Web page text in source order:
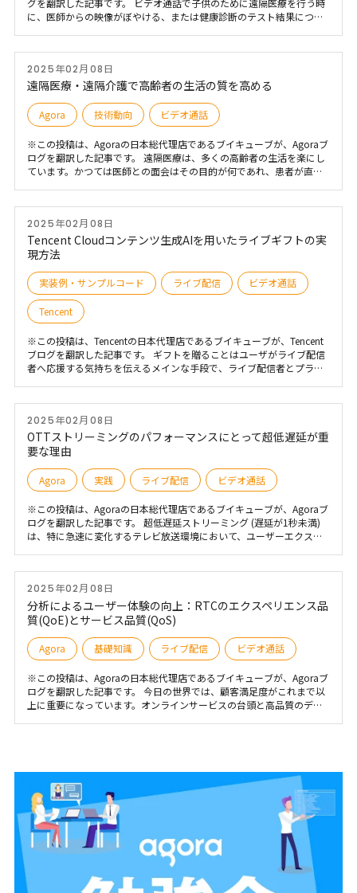
グを翻訳した記事です。 ビデオ通話で子供のために遠隔医療を行う時
に、医師からの映像がぼやける、または健康診断のテスト結果につい
とって仮想の状況でなくリアルな厳しい状況です。現在、高速インタ
ーネットにより多くの地域から医療へのアクセス方法が変わったが、
地方に住んでいる人がこの新たな変化に追いついていないという話を
2025年02月08日
遠隔医療・遠隔介護で高齢者の生活の質を高める
Agora 技術動向 ビデオ通話
※この投稿は、Agoraの日本総代理店であるブイキューブが、Agoraブ
ログを翻訳した記事です。 遠隔医療は、多くの高齢者の生活を楽にし
ています。かつては医師との面会はその目的が何であれ、患者が直接
リ・ケアや専門医にアクセスできるようになっています。信頼性の高
い新しいビデオ技術、SOAP（主観的、客観的、評価、計画）ノート、
リアルタイムの書き起こしや翻訳、遠隔ケアをサポートする機器など
により、多くの患者は対面ケアと同等か、時にはそれ以上のバーチャ
2025年02月08日
Tencent Cloudコンテンツ生成AIを用いたライブギフトの実
現方法
実装例・サンプルコード ライブ配信 ビデオ通話
Tencent
※この投稿は、Tencentの日本代理店であるブイキューブが、Tencent
ブログを翻訳した記事です。 ギフトを贈ることはユーザがライブ配信
者へ応援する気持ちを伝えるメインな手段で、ライブ配信者とプラッ
ブ参加者のニーズに応えることが難しいです。 強力な生成機能を持つ
AIGCは、テキストおよび他の手段で全く新しいかつ独自性のあるギフ
トを容易に作成しライブ配信者へ贈ることができ、このようにユーザ
にインタラクティブな報いの体験を実感させます。「AIGC+ギフト」
験を効果的に向上させ、ユーザアクティビティを促進させるだけでな
く、ユーザがギフトを贈る意欲を引き出し、さらにプラットフォーム
利益の成長にも繋がります。
2025年02月08日
OTTストリーミングのパフォーマンスにとって超低遅延が重
要な理由
Agora 実践 ライブ配信 ビデオ通話
※この投稿は、Agoraの日本総代理店であるブイキューブが、Agoraブ
ログを翻訳した記事です。 超低遅延ストリーミング (遅延が1秒未満)
は、特に急速に変化するテレビ放送環境において、ユーザーエクスペ
中、ニールセンの新しいデータは、ストリーミングに対する視聴者の
行動と好みの大きな変化を明らかにしています。この変革は機会と課
題の両方をもたらしますが、その多くは低遅延ストリーミングと新し
いライブビデオ配信テクノロジーで対処できます。
2025年02月08日
分析によるユーザー体験の向上：RTCのエクスペリエンス品
質(QoE)とサービス品質(QoS)
Agora 基礎知識 ライブ配信 ビデオ通話
※この投稿は、Agoraの日本総代理店であるブイキューブが、Agoraブ
ログを翻訳した記事です。 今日の世界では、顧客満足度がこれまで以
上に重要になっています。オンラインサービスの台頭と高品質のデジ
です。これらの指標は、リアルタイム通信(RTC)およびストリーミング
シナリオで特に重要であり、分析はデジタルエクスペリエンスが顧客
の要求を満たしていることを確認するのに役立ちます。